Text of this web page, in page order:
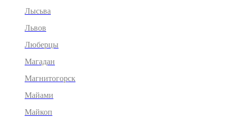
Лысьва
Львов
Люберцы
Магадан
Магнитогорск
Майами
Майкоп